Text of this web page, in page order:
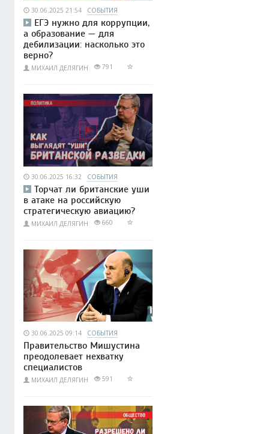
30.06.2025 21:54 СОБЫТИЯ
ЕГЭ нужно для коррупции,
а образование — для
дебилизации: насколько это
верно?
МИХАИЛ ДЕЛЯГИН 791
30.06.2025 16:32 СОБЫТИЯ
Торчат ли британские уши
в атаке на российскую
стратегическую авиацию?
МИХАИЛ ДЕЛЯГИН 660
30.06.2025 09:14 СОБЫТИЯ
Правительство Мишустина
преодолевает нехватку
специалистов
МИХАИЛ ДЕЛЯГИН 591